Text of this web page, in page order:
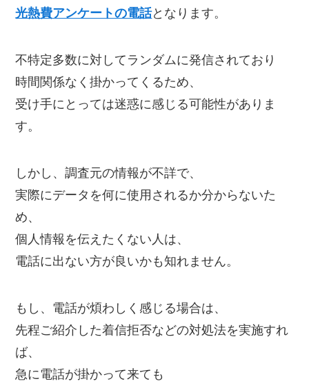
光熱費アンケートの電話となります。
不特定多数に対してランダムに発信されており
時間関係なく掛かってくるため、
受け手にとっては迷惑に感じる可能性がありま
す。
しかし、調査元の情報が不詳で、
実際にデータを何に使用されるか分からないた
め、
個人情報を伝えたくない人は、
電話に出ない方が良いかも知れません。
もし、電話が煩わしく感じる場合は、
先程ご紹介した着信拒否などの対処法を実施すれ
ば、
急に電話が掛かって来ても